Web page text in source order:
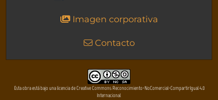
Imagen corporativa
Contacto
Esta obra está bajo una licencia de Creative Commons Reconocimiento-NoComercial-CompartirIgual 4.0
Internacional